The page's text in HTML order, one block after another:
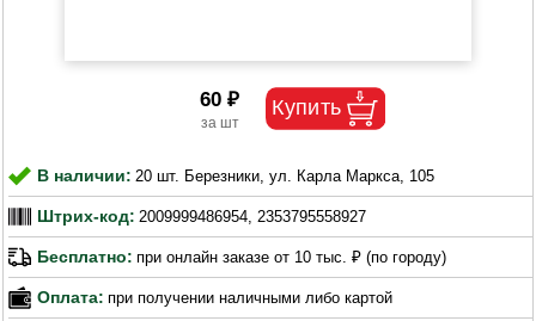
60 ₽
В наличии: 20 шт. Березники, ул. Карла Маркса, 105
Штрих-код: 2009999486954, 2353795558927
Бесплатно: при онлайн заказе от 10 тыс. ₽ (по городу)
Оплата: при получении наличными либо картой